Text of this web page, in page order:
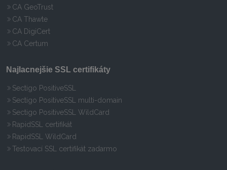
CA GeoTrust
CA Thawte
CA DigiCert
CA Certum
Najlacnejšie SSL certifikáty
Sectigo PositiveSSL
Sectigo PositiveSSL multi-domain
Sectigo PositiveSSL WildCard
RapidSSL certifikát
RapidSSL WildCard
Testovací SSL certifikát zadarmo